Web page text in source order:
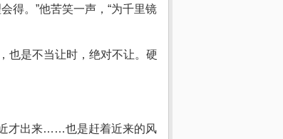
得。”他苦笑一声，“为千里镜
也是不当让时，绝对不让。硬
近才出来……也是赶着近来的风